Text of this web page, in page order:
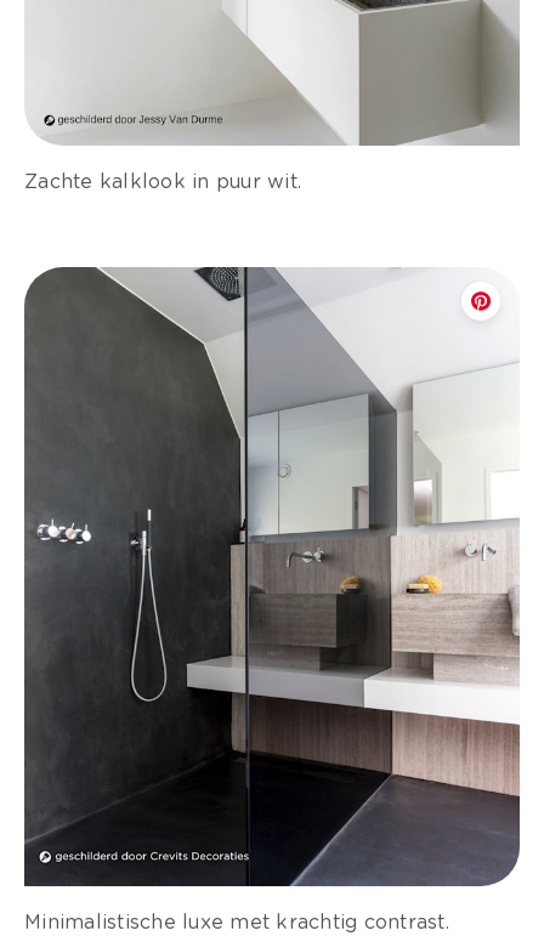
Zachte kalklook in puur wit.
Minimalistische luxe met krachtig contrast.